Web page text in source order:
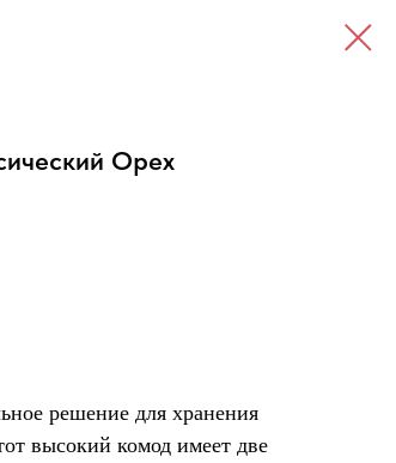
Орех
решение для хранения
высокий комод имеет две